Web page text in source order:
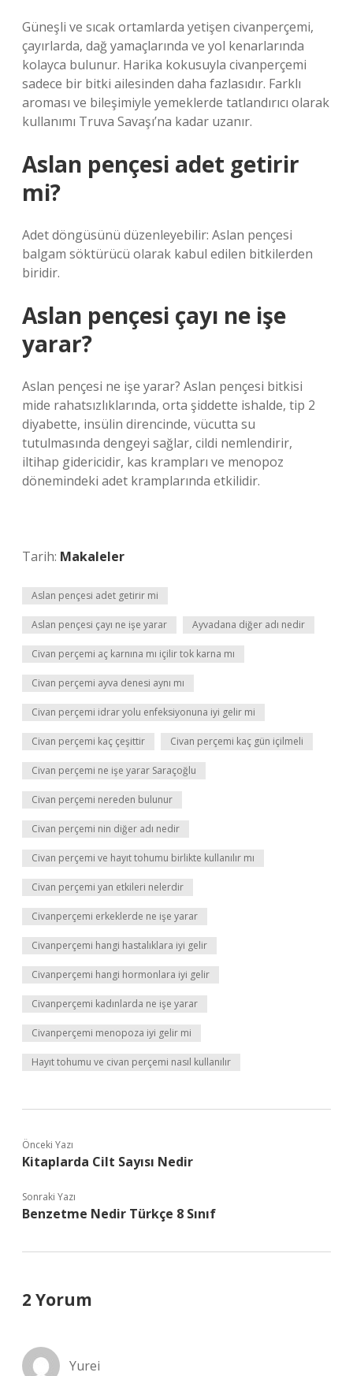
Güneşli ve sıcak ortamlarda yetişen civanperçemi,
çayırlarda, dağ yamaçlarında ve yol kenarlarında
kolayca bulunur. Harika kokusuyla civanperçemi
sadece bir bitki ailesinden daha fazlasıdır. Farklı
aroması ve bileşimiyle yemeklerde tatlandırıcı olarak
kullanımı Truva Savaşı’na kadar uzanır.
Aslan pençesi adet getirir
mi?
Adet döngüsünü düzenleyebilir: Aslan pençesi
balgam söktürücü olarak kabul edilen bitkilerden
biridir.
Aslan pençesi çayı ne işe
yarar?
Aslan pençesi ne işe yarar? Aslan pençesi bitkisi
mide rahatsızlıklarında, orta şiddette ishalde, tip 2
diyabette, insülin direncinde, vücutta su
tutulmasında dengeyi sağlar, cildi nemlendirir,
iltihap gidericidir, kas krampları ve menopoz
dönemindeki adet kramplarında etkilidir.
Tarih: Makaleler
Aslan pençesi adet getirir mi
Aslan pençesi çayı ne işe yarar Ayvadana diğer adı nedir
Civan perçemi aç karnına mı içilir tok karna mı
Civan perçemi ayva denesi aynı mı
Civan perçemi idrar yolu enfeksiyonuna iyi gelir mi
Civan perçemi kaç çeşittir Civan perçemi kaç gün içilmeli
Civan perçemi ne işe yarar Saraçoğlu
Civan perçemi nereden bulunur
Civan perçemi nin diğer adı nedir
Civan perçemi ve hayıt tohumu birlikte kullanılır mı
Civan perçemi yan etkileri nelerdir
Civanperçemi erkeklerde ne işe yarar
Civanperçemi hangi hastalıklara iyi gelir
Civanperçemi hangi hormonlara iyi gelir
Civanperçemi kadınlarda ne işe yarar
Civanperçemi menopoza iyi gelir mi
Hayıt tohumu ve civan perçemi nasıl kullanılır
Önceki Yazı
Kitaplarda Cilt Sayısı Nedir
Sonraki Yazı
Benzetme Nedir Türkçe 8 Sınıf
2 Yorum
Yurei